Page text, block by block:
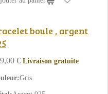
boule , argent
€ Livraison gratuite
Gris